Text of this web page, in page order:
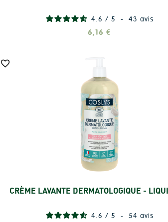
4.6 / 5 - 43 avis
6,16 €

CRÈME LAVANTE DERMATOLOGIQUE -
Ajouter
4.6 / 5 - 54 avis